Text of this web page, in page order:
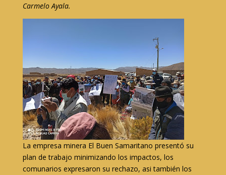
Carmelo Ayala.
La empresa minera El Buen Samaritano presentó su
plan de trabajo minimizando los impactos, los
comunarios expresaron su rechazo, asi también los